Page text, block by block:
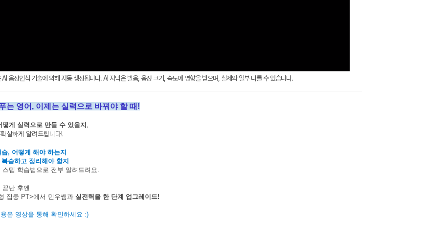
음성인식 기술에 의해 자동 생성됩니다. AI 자막은 발음, 음성 크기, 속도에 영향을 받으며, 실제와 일부 다를 수 있습니다.
는 영어, 이제는 실력으로 바꿔야 할 때!
떻게 실력으로 만들 수 있을지 ,
확실하게 알려드립니다!
, 어떻게 해야 하는지
습하고 정리해야 할지
스텝 학습법 으로 전부 알려드려요.
끝난 후엔
집중 PT>에서 민우쌤과 실전력을 한 단계 업그레이드!
은 영상을 통해 확인하세요 :)